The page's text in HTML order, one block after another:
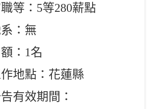
等： 5等280薪點
：無
： 1名
地點：花蓮縣
有效期間：